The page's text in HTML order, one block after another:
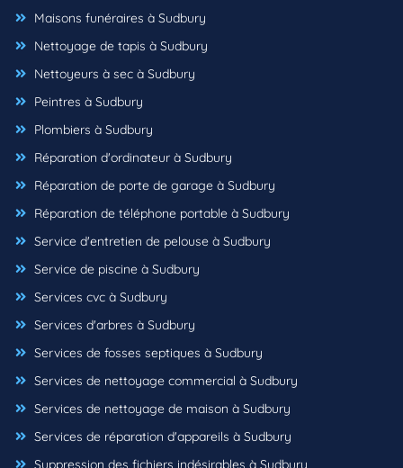
Maisons funéraires à Sudbury
Nettoyage de tapis à Sudbury
Nettoyeurs à sec à Sudbury
Peintres à Sudbury
Plombiers à Sudbury
Réparation d'ordinateur à Sudbury
Réparation de porte de garage à Sudbury
Réparation de téléphone portable à Sudbury
Service d'entretien de pelouse à Sudbury
Service de piscine à Sudbury
Services cvc à Sudbury
Services d'arbres à Sudbury
Services de fosses septiques à Sudbury
Services de nettoyage commercial à Sudbury
Services de nettoyage de maison à Sudbury
Services de réparation d'appareils à Sudbury
Suppression des fichiers indésirables à Sudbury